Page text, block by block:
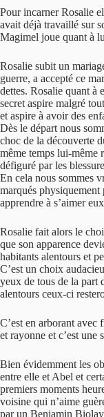
Pour incarner Rosalie
avait déjà travaillé sur
Magimel joue quant à
Rosalie subit un
guerre, a accepté ce
dettes. Rosalie quant à
secret aspire malgré
et aspire à avoir des
Dès le départ nous
choc de la découverte
même temps lui-même
défiguré par les
En cela nous sommes
marqués
apprendre à s’aimer
Rosalie fait alors le
que son apparence
habitants alentours et
C’est un choix
yeux de tous de la part
alentours ceux-ci
C’est en arborant avec
et rayonne et c’est une
Bien évidemment les
entre elle et Abel et
premiers moments
voisine qui n’aime
par un Benjamin